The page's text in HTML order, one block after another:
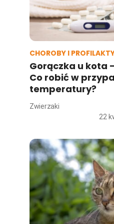
CHOROBY I
Gorączka u kota
Co robić w
temperatury?
Zwierzaki
22